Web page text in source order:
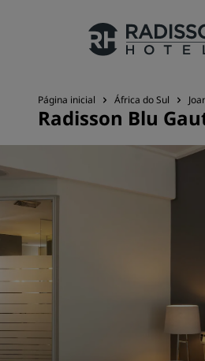
Nossas marcas
Página inicial África do Sul
Radisson Blu